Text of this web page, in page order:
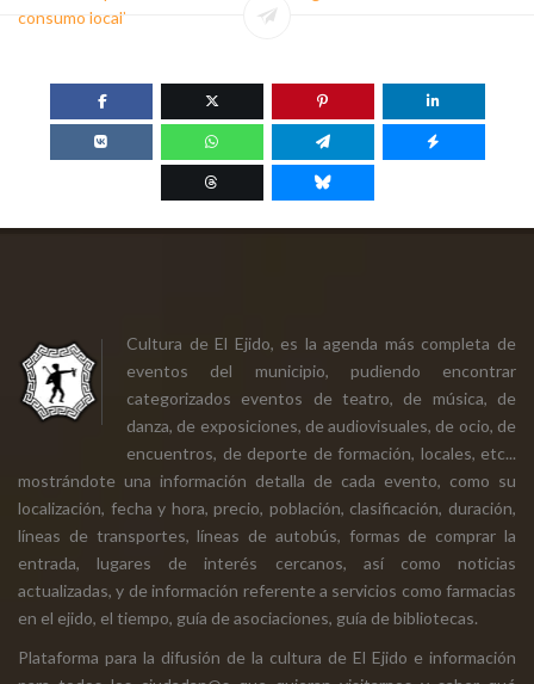
consumo local’
Cultura de El Ejido, es la agenda más completa de
eventos del municipio, pudiendo encontrar
categorizados eventos de teatro, de música, de
danza, de exposiciones, de audiovisuales, de ocio, de
encuentros, de deporte de formación, locales, etc...
mostrándote una información detalla de cada evento, como su
localización, fecha y hora, precio, población, clasificación, duración,
líneas de transportes, líneas de autobús, formas de comprar la
entrada, lugares de interés cercanos, así como noticias
actualizadas, y de información referente a servicios como farmacias
en el ejido, el tiempo, guía de asociaciones, guía de bibliotecas.
Plataforma para la difusión de la cultura de El Ejido e información